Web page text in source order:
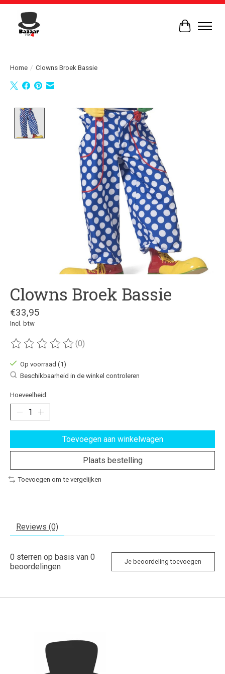
Home / Clowns Broek Bassie
Product image slideshow Items
Clowns Broek Bassie
€33,95
Incl. btw
De beoordeling van dit product is
(0)
Op voorraad (1)
Beschikbaarheid in de winkel controleren
Hoeveelheid:
Toevoegen aan winkelwagen
Plaats bestelling
Toevoegen om te vergelijken
Reviews (0)
0 sterren op basis van 0
beoordelingen
Je beoordeling toevoegen